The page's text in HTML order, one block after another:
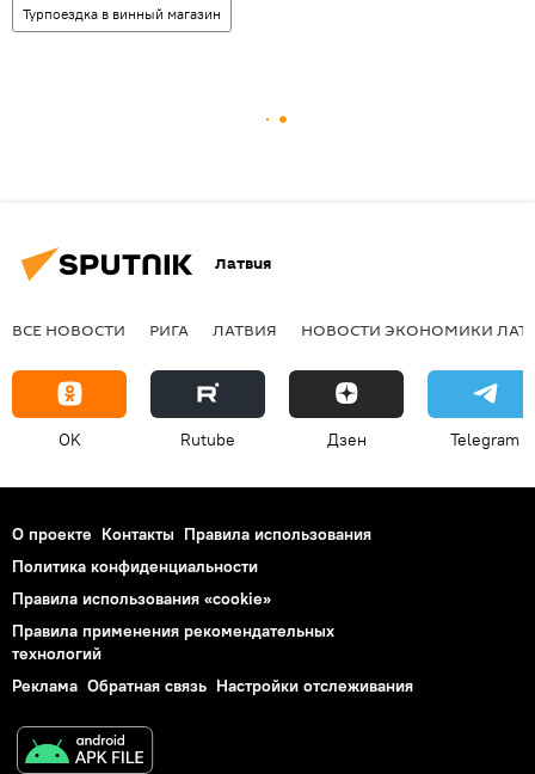
Турпоездка в винный магазин
Латвия
ВСЕ НОВОСТИ РИГА ЛАТВИЯ НОВОСТИ ЭКОНОМИКИ
OK Rutube Дзен Telegram
О проекте Контакты Правила использования
Политика конфиденциальности
Правила использования «cookie»
Правила применения рекомендательных
технологий
Реклама Обратная связь Настройки отслеживания